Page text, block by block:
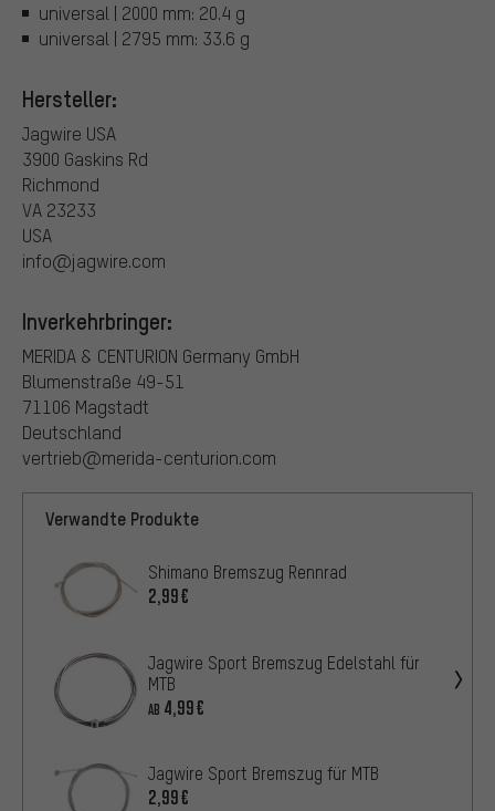
universal | 2000 mm: 20.4 g
universal | 2795 mm: 33.6 g
Hersteller:
Jagwire USA
3900 Gaskins Rd
Richmond
VA 23233
USA
info@jagwire.com
Inverkehrbringer:
MERIDA & CENTURION Germany GmbH
Blumenstraße 49-51
71106 Magstadt
Deutschland
vertrieb@merida-centurion.com
Verwandte Produkte
Shimano Bremszug Rennrad
2,99€
Jagwire Sport Bremszug Edelstahl für
MTB
AB 4,99€
Jagwire Sport Bremszug für MTB
2,99€